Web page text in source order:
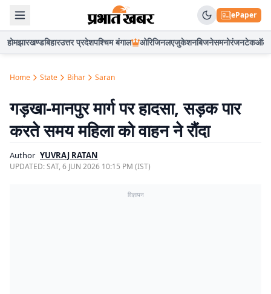
ePaper
होमझारखण्डबिहारउत्तर प्रदेशपश्चिम बंगाल ओरिजिनलएजुकेशनबिजनेसमनोरंजनटेकऑटो
Home State Bihar Saran
गड़खा-मानपुर मार्ग पर हादसा, सड़क पार
करते समय महिला को वाहन ने रौंदा
Author YUVRAJ RATAN
UPDATED:SAT, 6 JUN 2026 10:15 PM (IST)
विज्ञापन